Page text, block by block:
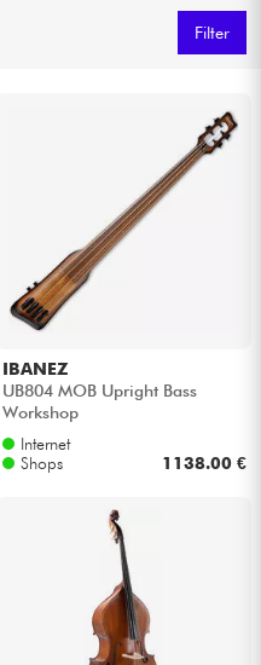
Filter
IBANEZ
UB804 MOB Upright Bass
Workshop
Internet
Shops
1138.00 €